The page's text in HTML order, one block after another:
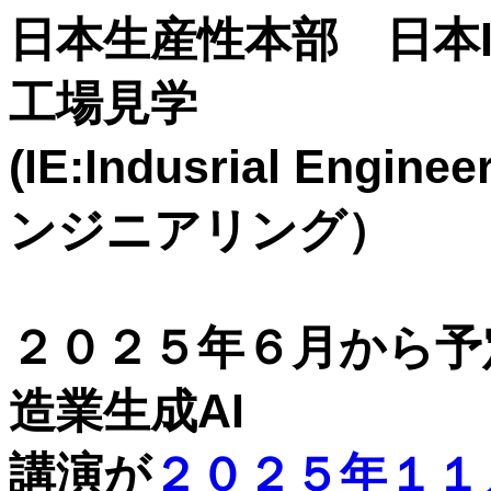
日本生産性本部 日
工場見学
(IE:Indusrial
ンジニアリング）
２０２５年６月から
造業生成AI
講演が２０２５年１